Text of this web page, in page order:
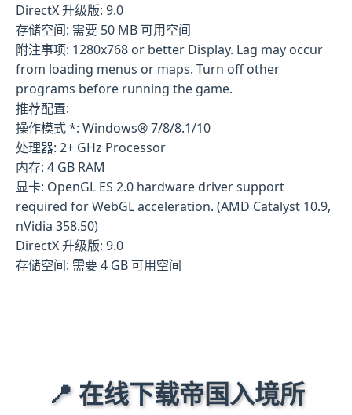
DirectX 升级版: 9.0
存储空间: 需要 50 MB 可用空间
附注事项: 1280x768 or better Display. Lag may occur
from loading menus or maps. Turn off other
programs before running the game.
推荐配置:
操作模式 *: Windows® 7/8/8.1/10
处理器: 2+ GHz Processor
内存: 4 GB RAM
显卡: OpenGL ES 2.0 hardware driver support
required for WebGL acceleration. (AMD Catalyst 10.9,
nVidia 358.50)
DirectX 升级版: 9.0
存储空间: 需要 4 GB 可用空间
📍 在线下载帝国入境所